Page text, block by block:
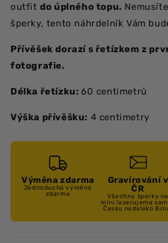
outfitdo úplného topu.
šperky, tento náhrdelník Vám
Přívěšek dorazí s řetízkem z
fotografie.
Délka řetízku: 60 centimetrů
Výška přívěšku: 4 centimetry
Výměna zdarma
Jednoduchá výměna
zdarma
Gravírování v
ČR
Všechny šperky na
míru laserujeme
Česku nedaleko